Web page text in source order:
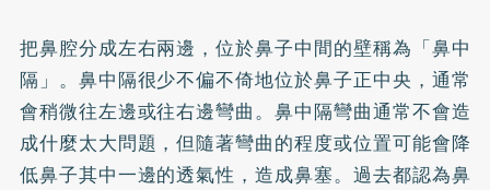
把鼻腔分成左右兩邊，位於鼻子中間的壁稱為「鼻中
隔」。鼻中隔很少不偏不倚地位於鼻子正中央，通常
會稍微往左邊或往右邊彎曲。鼻中隔彎曲通常不會造
成什麼太大問題，但隨著彎曲的程度或位置可能會降
低鼻子其中一邊的透氣性，造成鼻塞。過去都認為鼻